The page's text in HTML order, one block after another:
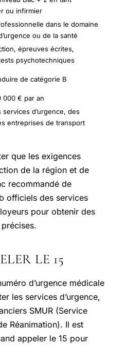
ou infirmier
dans le domaine
ou de la santé
épreuves écrites,
psychotechniques
de catégorie B
000 € par an
d’urgence, des
entreprises de transport
que les exigences
de la région et de
recommandé de
officiels des services
pour obtenir des
LE 15
d’urgence médicale
les services d’urgence,
SMUR (Service
Réanimation). Il est
appeler le 15 pour